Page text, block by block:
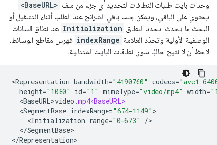
وحدات بايت طلبات النطاقات لتحديد أي جزء من ملف <BaseURL>
يحتوي على الباقي، ويمكن جلب باقي الشرائح عند الطلب أثناء التشغيل أو
البحث ما يحدث. يحدد النطاق Initialization هنا نطاق البيانات
الوصفية الأولية وتحدّد العلامة indexRange فهرس مقاطع الوسائط.
لاحظ أن لا نتيح حاليًا سوى نطاقات البايت المتتالية.
<Representation bandwidth="4190760" codecs=
height="1080" id="1" mimeType="video/mp4" width=
<BaseURL>video .mp4<BaseURL>
<SegmentBase indexRange="674-1149"
<Initialization range="0-673" /
</SegmentBase>
</Representation